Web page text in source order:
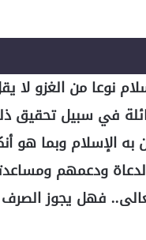
نوعا من الغزو
في سبيل تحقيق
الإسلام وبما هو
الدعاة ودعمهم
فهل يجوز